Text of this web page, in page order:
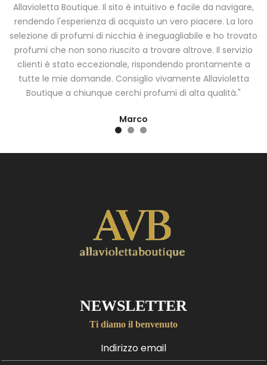
Allavioletta Boutique. Il sito è intuitivo e facile da navigare,
rendendo l'esperienza di acquisto un vero piacere. La loro
selezione di profumi di nicchia è ineguagliabile e ho trovato
profumi che non sono riuscito a trovare altrove. Il servizio
clienti è stato eccezionale, rispondendo prontamente a
tutte le mie domande. Consiglio vivamente Allavioletta
Boutique a chiunque cerchi profumi di alta qualità."
Marco
NEWSLETTER
Ti diamo il benvenuto